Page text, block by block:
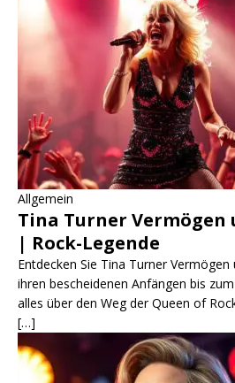
Allgemein
Tina Turner Vermögen
| Rock-Legende
Entdecken Sie Tina Turner
ihren bescheidenen Anfängen bis
alles über den Weg der Queen of Rock
[…]